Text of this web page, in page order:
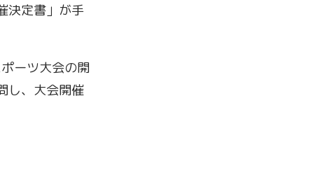
決定書」が手
ーツ大会の開
し、大会開催